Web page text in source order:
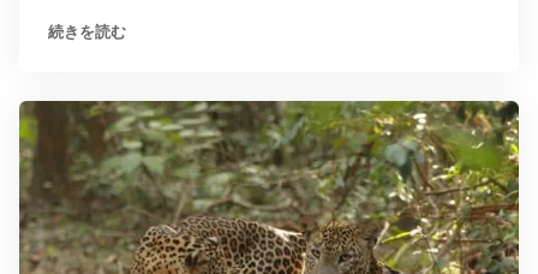
続きを読む